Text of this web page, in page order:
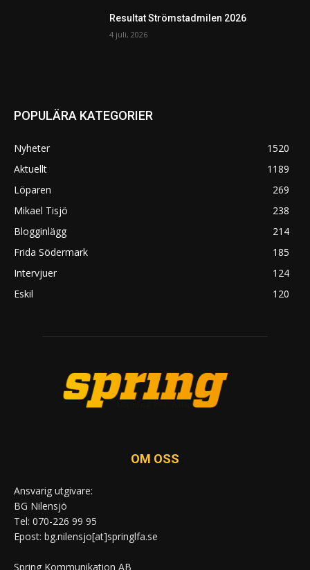
Resultat Strömstadmilen 2026
4 juli, 2026
POPULÄRA KATEGORIER
Nyheter
1520
Aktuellt
1189
Löparen
269
Mikael Tisjö
238
Blogginlägg
214
Frida Södermark
185
Intervjuer
124
Eskil
120
OM OSS
Ansvarig utgivare:
BG Nilensjö
Tel: 070-226 99 95
Epost: bg.nilensjo[at]springlfa.se
Spring Kommunikation AB